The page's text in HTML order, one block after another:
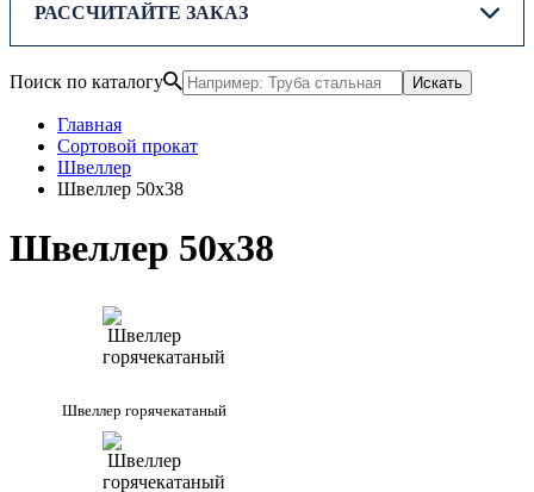
РАССЧИТАЙТЕ ЗАКАЗ
Поиск по каталогу Искать
Главная
Сортовой прокат
Швеллер
Швеллер 50х38
Швеллер 50х38
Швеллер горячекатаный